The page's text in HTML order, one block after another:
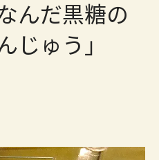
んだ黒糖の
じゅう」